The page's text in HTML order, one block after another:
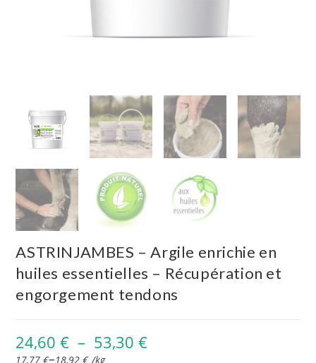
ASTRINJAMBES – Argile enrichie en
huiles essentielles – Récupération et
engorgement tendons
24,60€ – 53,30€
17,77€–18,92€ /kg